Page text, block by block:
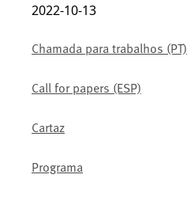
2022-10-13
Chamada para trabalhos (PT)
Call for papers (ESP)
Cartaz
Programa